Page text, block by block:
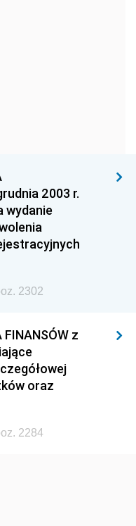
1939
1936
1924
1918
2003 r.
wydanie
2302
FINANSÓW z
oraz
2284